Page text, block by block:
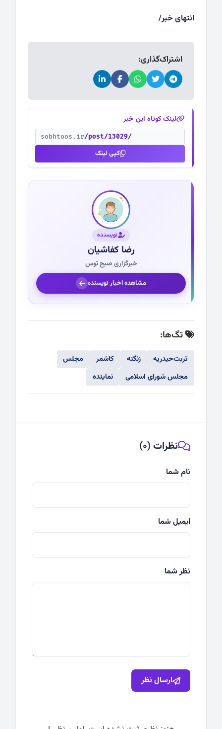
انتهای خبر/
اشتراک‌گذاری:
لینک کوتاه این خبر
sobhtoos.ir/post/13029/
کپی لینک
نویسنده
رضا کفاشیان
خبرگزاری صبح توس
مشاهده اخبار نویسنده
تگ‌ها:
تربت‌حیدریه زنگنه کاشمر
مجلس
مجلس شورای اسلامی
نماینده
نظرات (0)
نام شما
ایمیل شما
نظر شما
ارسال نظر